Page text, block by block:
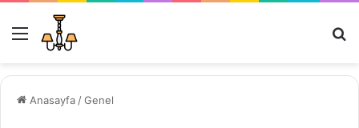
Menü
Anasayfa /Genel